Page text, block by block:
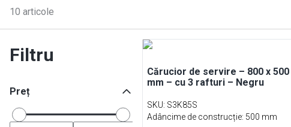
10 articole
Filtru
Preț
Cărucior de servire – 800 x 500
mm – cu 3 rafturi – Negru
SKU: S3K85S
Adâncime de construcție: 500 mm